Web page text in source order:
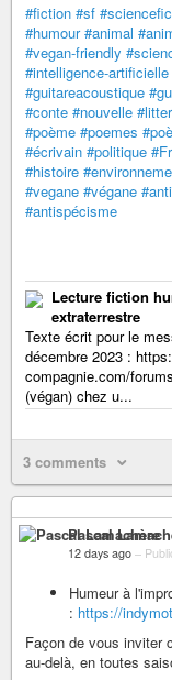
#fiction #sf
#humour #animal
#vegan-friendly
#intelligence-artificielle
#guitareacoustique
#conte #nouvelle
#poème #poemes
#écrivain #politique #Fr
#histoire
#vegane #végane
#antispécisme
Lecture fiction
extraterrestre
Texte écrit pour le
décembre 2023 :
compagnie.com/
(végan) chez u...
3 comments
Pascal
12 days ago –
Humeur à
: https://
Façon de vous inviter
au-delà, en toutes